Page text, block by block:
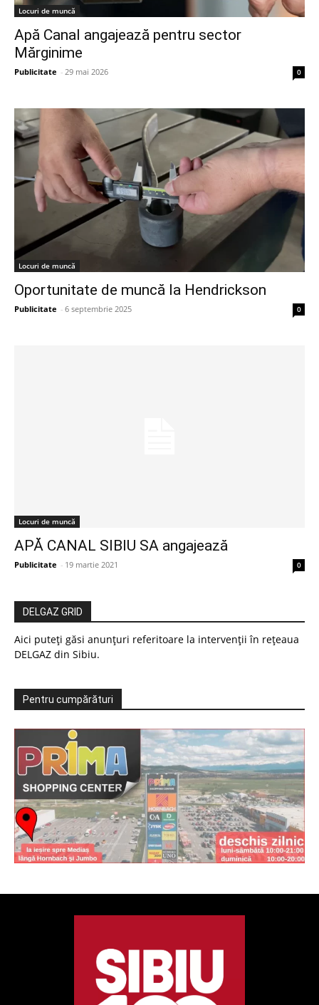
Locuri de muncă
Apă Canal angajează pentru sector
Mărginime
Publicitate - 29 mai 2026 0
Locuri de muncă
Oportunitate de muncă la Hendrickson
Publicitate - 6 septembrie 2025 0
Locuri de muncă
APĂ CANAL SIBIU SA angajează
Publicitate - 19 martie 2021 0
DELGAZ GRID
Aici puteți găsi anunțuri referitoare la intervenții în rețeaua
DELGAZ din Sibiu.
Pentru cumpărături